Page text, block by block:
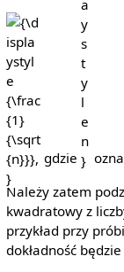
gdzie
Należy zatem
kwadratowy z
przykład przy
dokładność